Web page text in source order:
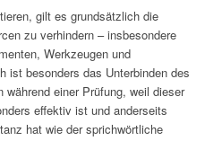
gilt es grundsätzlich die
zu verhindern – insbesondere
Werkzeugen und
ist besonders das Unterbinden des
einer Prüfung, weil dieser
effektiv ist und anderseits
hat wie der sprichwörtliche